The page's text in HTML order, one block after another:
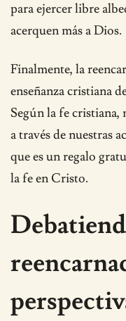
para ejercer libre
acerquen más a Dios.
Finalmente, la
enseñanza cristiana
Según la fe cristiana,
a través de nuestras
que es un regalo
la fe en Cristo.